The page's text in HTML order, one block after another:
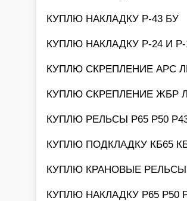
КУПЛЮ НАКЛАДКУ Р-43 БУ
КУПЛЮ НАКЛАДКУ Р-24 И Р-
КУПЛЮ СКРЕПЛЕНИЕ АРС
КУПЛЮ СКРЕПЛЕНИЕ ЖБР
КУПЛЮ РЕЛЬСЫ Р65 Р50
КУПЛЮ ПОДКЛАДКУ КБ65
КУПЛЮ КРАНОВЫЕ РЕЛЬСЫ
КУПЛЮ НАКЛАДКУ Р65 Р50